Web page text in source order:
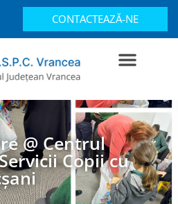
CONTACTEAZĂ-NE
@ Centrul
Copii cu